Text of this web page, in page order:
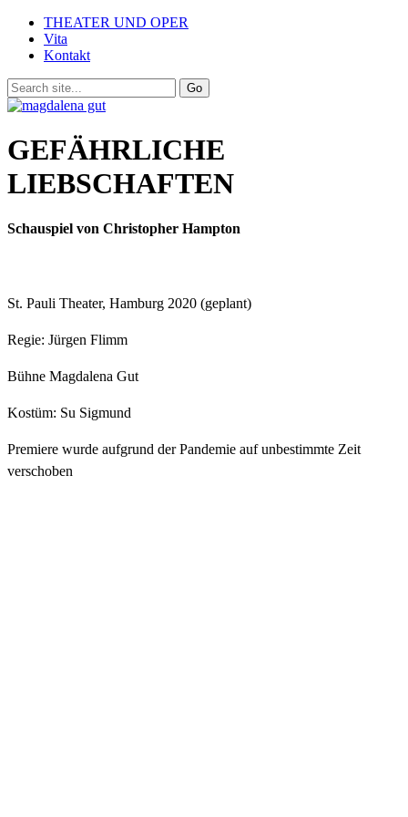
THEATER UND OPER
Vita
Kontakt
GEFÄHRLICHE
LIEBSCHAFTEN
Schauspiel von Christopher Hampton
St. Pauli Theater, Hamburg 2020 (geplant)
Regie: Jürgen Flimm
Bühne Magdalena Gut
Kostüm: Su Sigmund
Premiere wurde aufgrund der Pandemie auf unbestimmte Zeit
verschoben